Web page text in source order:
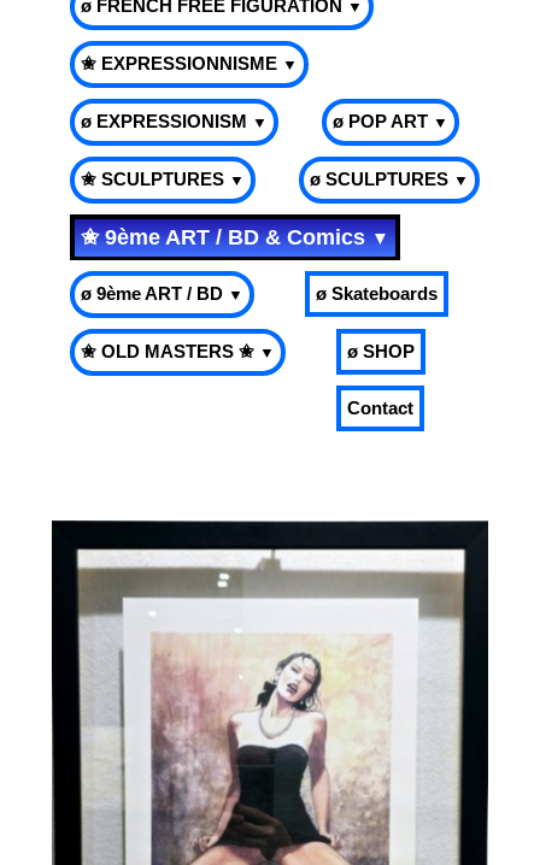
ø FRENCH FREE FIGURATION ▼
✬ EXPRESSIONNISME ▼
ø EXPRESSIONISM ▼ ø POP ART ▼
✬ SCULPTURES ▼ ø SCULPTURES ▼
✬ 9ème ART / BD & Comics▼
ø 9ème ART / BD ▼ ø Skateboards
✬ OLD MASTERS ✬ ▼ ø SHOP
Contact